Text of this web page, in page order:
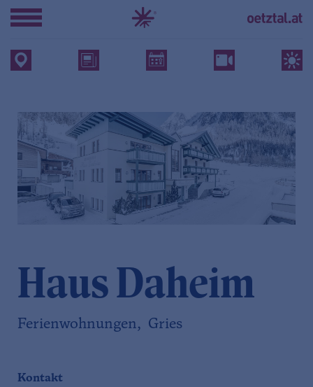
Haus Daheim
Ferienwohnungen, Gries
Kontakt